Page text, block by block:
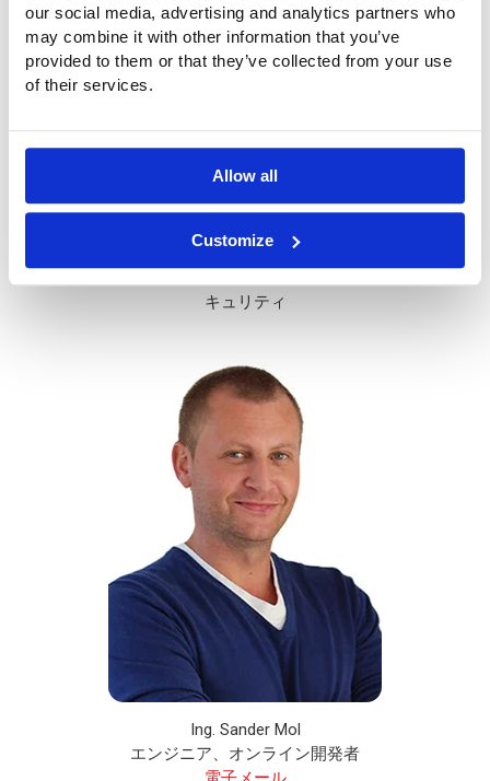
our social media, advertising and analytics partners who
may combine it with other information that you’ve
provided to them or that they’ve collected from your use
of their services.
Allow all
Customize
Frank D. van Oostwaard
キュリティ
Ing. Sander Mol
エンジニア、オンライン開発者